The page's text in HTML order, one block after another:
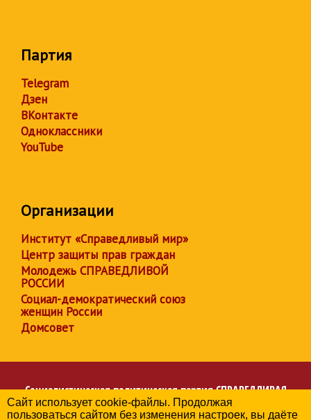
Партия
Telegram
Дзен
ВКонтакте
Одноклассники
YouTube
Организации
Институт «Справедливый мир»
Центр защиты прав граждан
Молодежь СПРАВЕДЛИВОЙ
РОССИИ
Социал-демократический союз
женщин России
Домсовет
Социалистическая политическая партияСПРАВЕДЛИВАЯ
РОССИЯ
Сайт использует cookie-файлы. Продолжая
пользоваться сайтом без изменения настроек, вы даёте